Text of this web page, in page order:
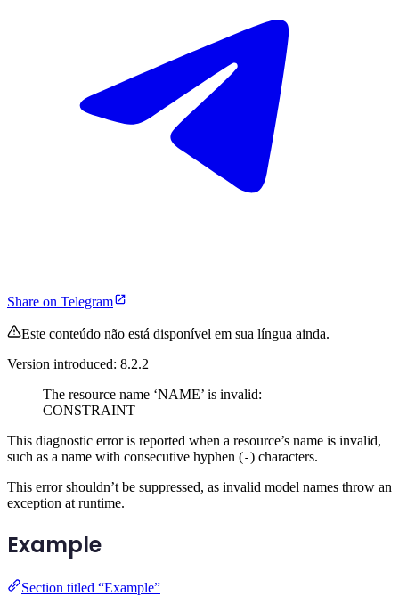
Share on Telegram
Este conteúdo não está disponível em sua língua ainda.
Version introduced: 8.2.2
The resource name ‘NAME’ is invalid:
CONSTRAINT
This diagnostic error is reported when a resource’s name is invalid,
such as a name with consecutive hyphen (-) characters.
This error shouldn’t be suppressed, as invalid model names throw an
exception at runtime.
Example
Section titled “Example”